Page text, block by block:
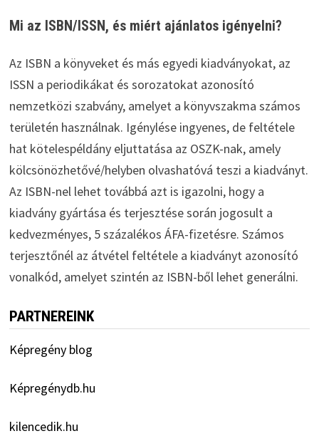
Mi az ISBN/ISSN, és miért ajánlatos igényelni?
Az ISBN a könyveket és más egyedi kiadványokat, az
ISSN a periodikákat és sorozatokat azonosító
nemzetközi szabvány, amelyet a könyvszakma számos
területén használnak. Igénylése ingyenes, de feltétele
hat kötelespéldány eljuttatása az OSZK-nak, amely
kölcsönözhetővé/helyben olvashatóvá teszi a kiadványt.
Az ISBN-nel lehet továbbá azt is igazolni, hogy a
kiadvány gyártása és terjesztése során jogosult a
kedvezményes, 5 százalékos ÁFA-fizetésre. Számos
terjesztőnél az átvétel feltétele a kiadványt azonosító
vonalkód, amelyet szintén az ISBN-ből lehet generálni.
PARTNEREINK
Képregény blog
Képregénydb.hu
kilencedik.hu